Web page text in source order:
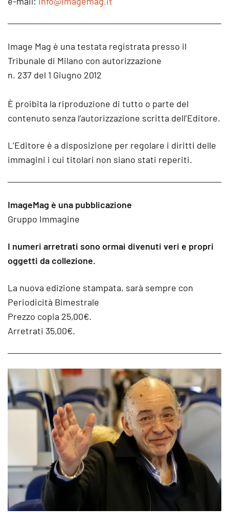
Image Mag è una testata registrata presso il
Tribunale di Milano con autorizzazione
n. 237 del 1 Giugno 2012
È proibita la riproduzione di tutto o parte del
contenuto senza l’autorizzazione scritta dell’Editore.
L’Editore è a disposizione per regolare i diritti delle
immagini i cui titolari non siano stati reperiti.
ImageMag è una pubblicazione
Gruppo Immagine
I numeri arretrati sono ormai divenuti veri e propri
oggetti da collezione.
La nuova edizione stampata, sarà sempre con
Periodicità Bimestrale
Prezzo copia 25,00€.
Arretrati 35,00€.